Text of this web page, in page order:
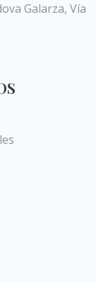
Galarza, Vía